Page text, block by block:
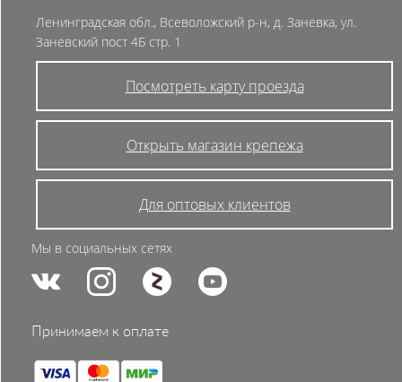
Ленинградская обл., Всеволожский р-н, д. Заневка, ул.
Заневский пост 4Б стр. 1
Посмотреть карту проезда
Открыть магазин крепежа
Для оптовых клиентов
Мы в социальных сетях
Принимаем к оплате